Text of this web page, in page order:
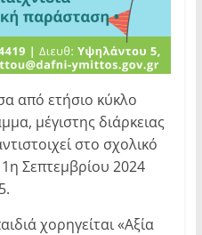
από ετήσιο κύκλο
μέγιστης διάρκειας
στο σχολικό
Σεπτεμβρίου 2024
χορηγείται «Αξία